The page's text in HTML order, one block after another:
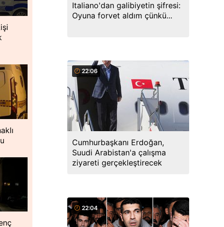
Italiano'dan galibiyetin şifresi:
Oyuna forvet aldım çünkü...
22:06
Cumhurbaşkanı Erdoğan,
Suudi Arabistan'a çalışma
ziyareti gerçekleştirecek
22:04